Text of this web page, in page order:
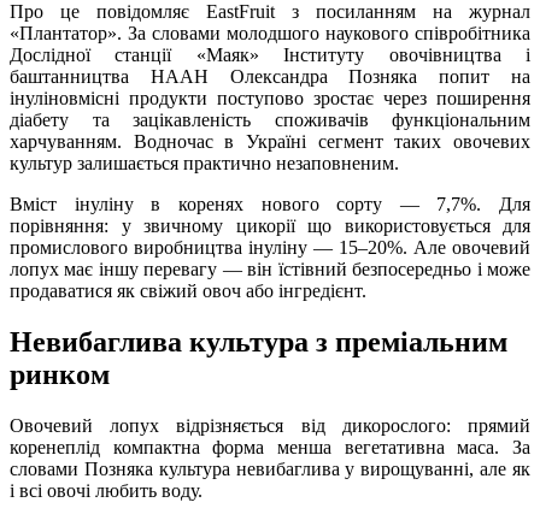
Про це повідомляє EastFruit з посиланням на журнал
«Плантатор». За словами молодшого наукового співробітника
Дослідної станції «Маяк» Інституту овочівництва і
баштанництва НААН Олександра Позняка попит на
інуліновмісні продукти поступово зростає через поширення
діабету та зацікавленість споживачів функціональним
харчуванням. Водночас в Україні сегмент таких овочевих
культур залишається практично незаповненим.
Вміст інуліну в коренях нового сорту — 7,7%. Для
порівняння: у звичному цикорії що використовується для
промислового виробництва інуліну — 15–20%. Але овочевий
лопух має іншу перевагу — він їстівний безпосередньо і може
продаватися як свіжий овоч або інгредієнт.
Невибаглива культура з преміальним
ринком
Овочевий лопух відрізняється від дикорослого: прямий
коренеплід компактна форма менша вегетативна маса. За
словами Позняка культура невибаглива у вирощуванні, але як
і всі овочі любить воду.